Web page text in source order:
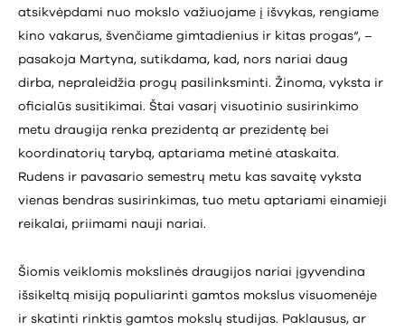
atsikvėpdami nuo mokslo važiuojame į išvykas, rengiame
kino vakarus, švenčiame gimtadienius ir kitas progas“, –
pasakoja Martyna, sutikdama, kad, nors nariai daug
dirba, nepraleidžia progų pasilinksminti. Žinoma, vyksta ir
oficialūs susitikimai. Štai vasarį visuotinio susirinkimo
metu draugija renka prezidentą ar prezidentę bei
koordinatorių tarybą, aptariama metinė ataskaita.
Rudens ir pavasario semestrų metu kas savaitę vyksta
vienas bendras susirinkimas, tuo metu aptariami einamieji
reikalai, priimami nauji nariai.
Šiomis veiklomis mokslinės draugijos nariai įgyvendina
išsikeltą misiją populiarinti gamtos mokslus visuomenėje
ir skatinti rinktis gamtos mokslų studijas. Paklausus, ar